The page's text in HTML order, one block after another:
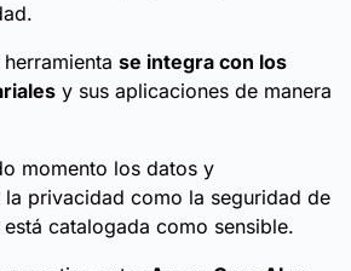
se integra con los
y sus aplicaciones de manera
momento los datos y
privacidad como la seguridad de
catalogada como sensible.